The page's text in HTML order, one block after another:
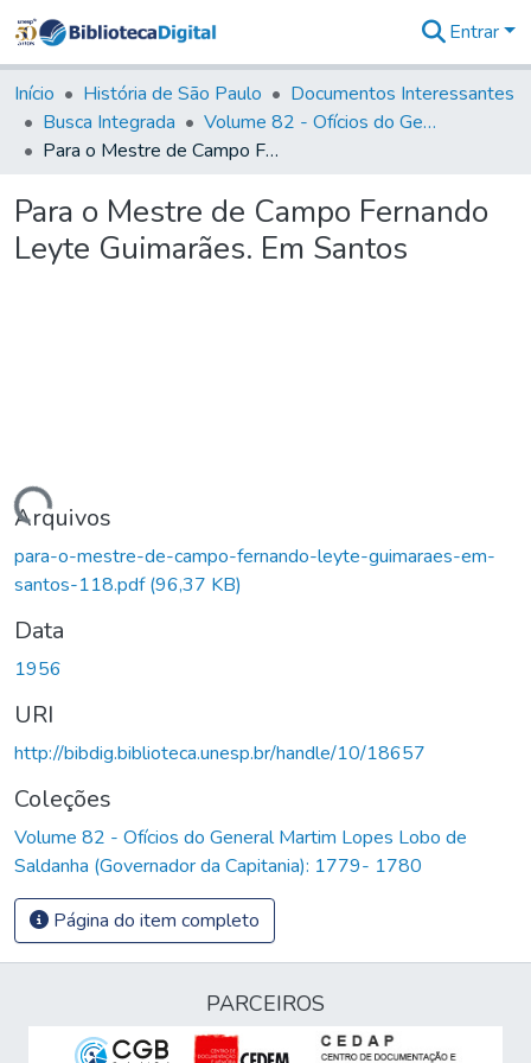
&
Coleções
Tudo na
Biblioteca
Estatísticas
Entrar
Início História de São Paulo
Documentos Interessantes
Busca Integrada
Volume 82 - Ofícios do General Martim Lopes Lobo de Saldanha (Governador da Capitania): 1779- 1780
Para o Mestre de Campo Fernando Leyte Guimarães. Em Santos
Para o Mestre de Campo Fernando
Leyte Guimarães. Em Santos
Carregando...
Arquivos
para-o-mestre-de-campo-fernando-leyte-guimaraes-em-
santos-118.pdf(96,37 KB)
Data
1956
URI
http://bibdig.biblioteca.unesp.br/handle/10/18657
Coleções
Volume 82 - Ofícios do General Martim Lopes Lobo de
Saldanha (Governador da Capitania): 1779- 1780
Página do item completo
PARCEIROS